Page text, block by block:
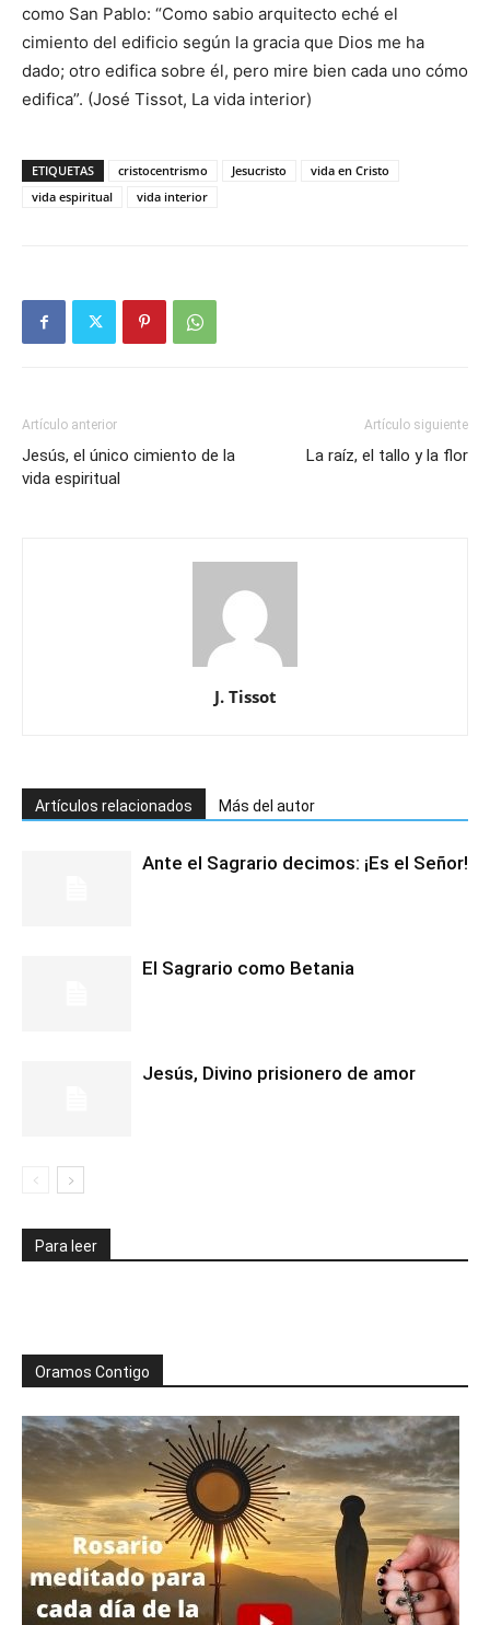
como San Pablo: “Como sabio arquitecto eché el
cimiento del edificio según la gracia que Dios me ha
dado; otro edifica sobre él, pero mire bien cada uno cómo
edifica”. (José Tissot, La vida interior)
ETIQUETAS cristocentrismo Jesucristo
vida en Cristo
vida espiritual
vida interior
Artículo anterior
Jesús, el único cimiento de la
vida espiritual
Artículo siguiente
La raíz, el tallo y la flor
J. Tissot
Artículos relacionados Más del autor
Ante el Sagrario decimos: ¡Es el Señor!
El Sagrario como Betania
Jesús, Divino prisionero de amor
Para leer
Oramos Contigo